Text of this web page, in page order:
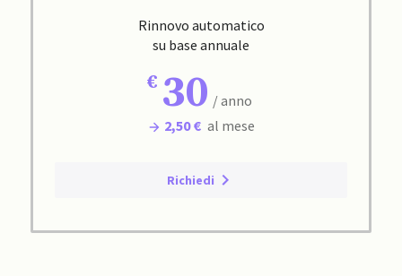
Rinnovo automatico
su base annuale
30 / anno
2,50 € al mese
Richiedi